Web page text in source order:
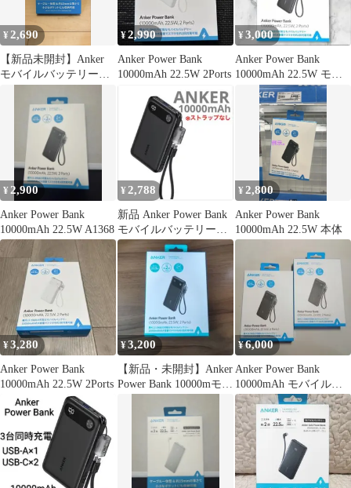
¥2,690
【新品未開封】Anker
モバイルバッテリー
¥2,990
Anker Power Bank
10000mAh 22.5W 2Ports
¥3,000
Anker Power Bank
10000mAh 22.5W モバ
イルバッテリ
¥ 2,900
Anker Power Bank
10000mAh 22.5W A1368
¥ 2,788
新品 Anker Power Bank
モバイルバッテリー
10000mAh
¥ 2,800
Anker Power Bank
10000mAh 22.5W 本体
¥3,280
Anker Power Bank
10000mAh 22.5W 2Ports
¥3,200
【新品・未開封】Anker
Power Bank 10000mモバ
¥6,000
Anker Power Bank
10000mAh モバイルバ
ッテリー(新品)